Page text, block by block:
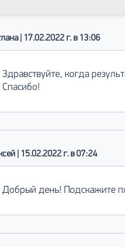
| 17.02.2022 г. в 13:06
Здравствуйте, когда
Спасибо!
| 15.02.2022 г. в 07:24
Добрый день! Подскажите